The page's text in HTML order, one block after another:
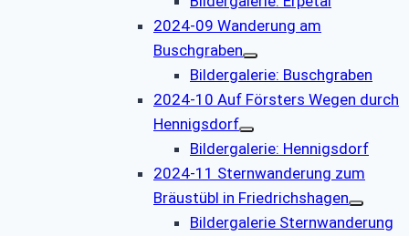
2024-09 Wanderung am
Buschgraben
Bildergalerie: Buschgraben
2024-10 Auf Försters Wegen durch
Hennigsdorf
Bildergalerie: Hennigsdorf
2024-11 Sternwanderung zum
Bräustübl in Friedrichshagen
Bildergalerie Sternwanderung